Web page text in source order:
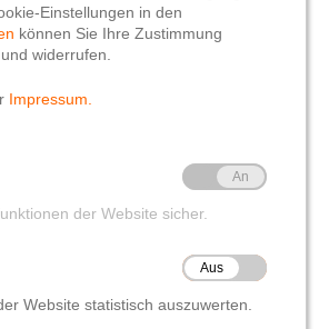
Azubiblog Jugendmarkt
Abschnitt